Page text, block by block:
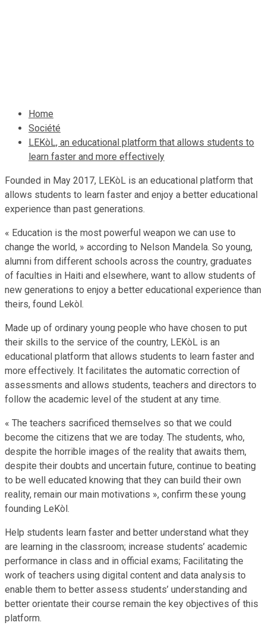
Home
Société
LEKòL, an educational platform that allows students to
learn faster and more effectively
Founded in May 2017, LEKòL is an educational platform that
allows students to learn faster and enjoy a better educational
experience than past generations.
« Education is the most powerful weapon we can use to
change the world, » according to Nelson Mandela. So young,
alumni from different schools across the country, graduates
of faculties in Haiti and elsewhere, want to allow students of
new generations to enjoy a better educational experience than
theirs, found Lekòl.
Made up of ordinary young people who have chosen to put
their skills to the service of the country, LEKòL is an
educational platform that allows students to learn faster and
more effectively. It facilitates the automatic correction of
assessments and allows students, teachers and directors to
follow the academic level of the student at any time.
« The teachers sacrificed themselves so that we could
become the citizens that we are today. The students, who,
despite the horrible images of the reality that awaits them,
despite their doubts and uncertain future, continue to beating
to be well educated knowing that they can build their own
reality, remain our main motivations », confirm these young
founding LeKòl.
Help students learn faster and better understand what they
are learning in the classroom; increase students’ academic
performance in class and in official exams; Facilitating the
work of teachers using digital content and data analysis to
enable them to better assess students’ understanding and
better orientate their course remain the key objectives of this
platform.